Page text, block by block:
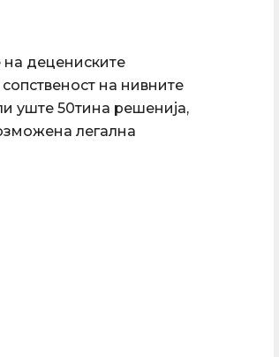
децениските
на нивните
уште 50тина решенија,
легална